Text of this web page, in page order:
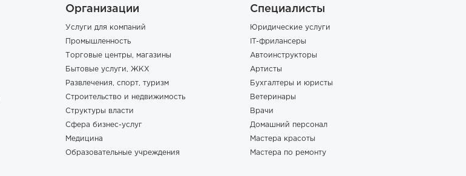
Организации
Услуги для компаний
Промышленность
Торговые центры, магазины
Бытовые услуги, ЖКХ
Развлечения, спорт, туризм
Строительство и недвижимость
Структуры власти
Сфера бизнес-услуг
Медицина
Образовательные учреждения
Специалисты
Юридические услуги
IT-фрилансеры
Автоинструкторы
Артисты
Бухгалтеры и юристы
Ветеринары
Врачи
Домашний персонал
Мастера красоты
Мастера по ремонту